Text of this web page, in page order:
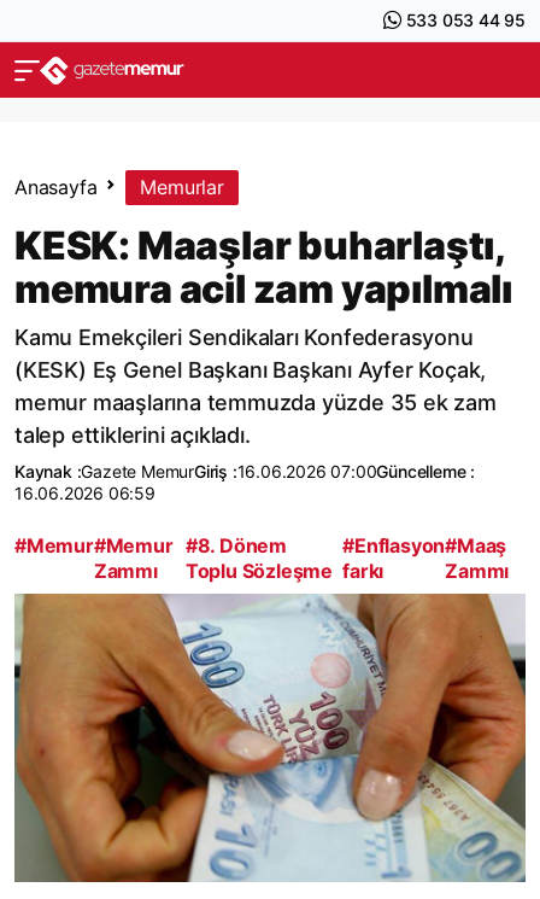
533 053 44 95
Anasayfa Memurlar
KESK: Maaşlar buharlaştı,
memura acil zam yapılmalı
Kamu Emekçileri Sendikaları Konfederasyonu
(KESK) Eş Genel Başkanı Başkanı Ayfer Koçak,
memur maaşlarına temmuzda yüzde 35 ek zam
talep ettiklerini açıkladı.
Kaynak :Gazete MemurGiriş :16.06.2026 07:00Güncelleme :
16.06.2026 06:59
#Memur#Memur
Zammı
#8. Dönem
Toplu Sözleşme
#Enflasyon
farkı
#Maaş
Zammı